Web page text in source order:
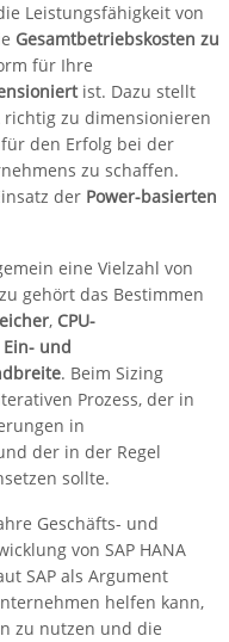
Leistungsfähigkeit von
Gesamtbetriebskosten zu
für Ihre
ist. Dazu stellt
richtig zu dimensionieren
den Erfolg bei der
zu schaffen.
der Power-basierten
eine Vielzahl von
gehört das Bestimmen
, CPU-
Ein- und
. Beim Sizing
Prozess, der in
in
der in der Regel
sollte.
Geschäfts- und
von SAP HANA
SAP als Argument
helfen kann,
zu nutzen und die